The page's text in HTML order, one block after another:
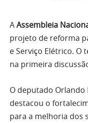
AAssembleia
projeto de reforma
e Serviço Elétrico. O
na primeira
O deputado Orlando
destacou o
para a melhoria dos